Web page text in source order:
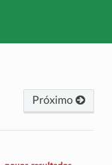
Próximo